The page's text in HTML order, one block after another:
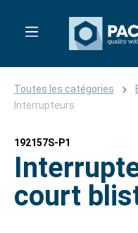
Toutes les catégories
Interrupteurs
192157S-P1
court